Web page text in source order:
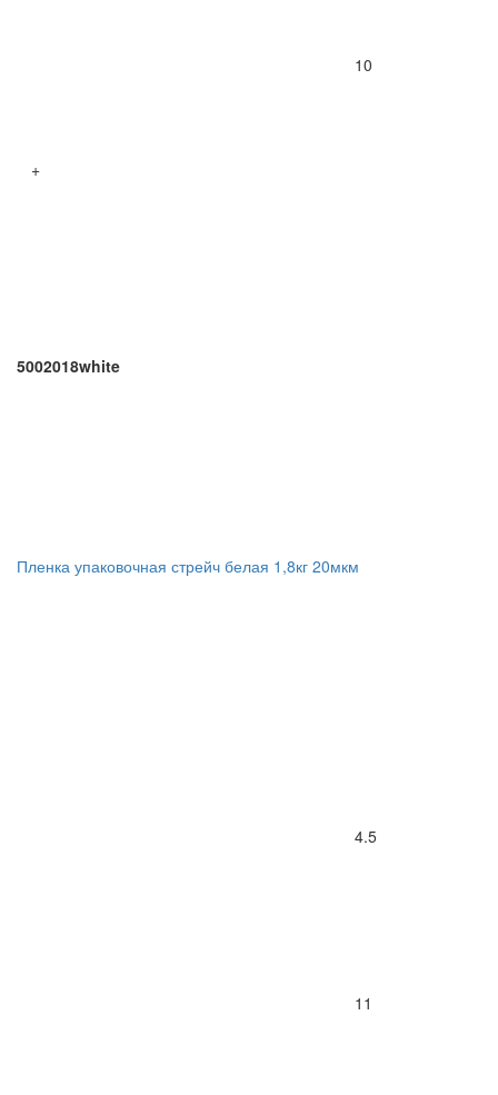
10
+
5002018white
Пленка упаковочная стрейч белая 1,8кг 20мкм
4.5
11